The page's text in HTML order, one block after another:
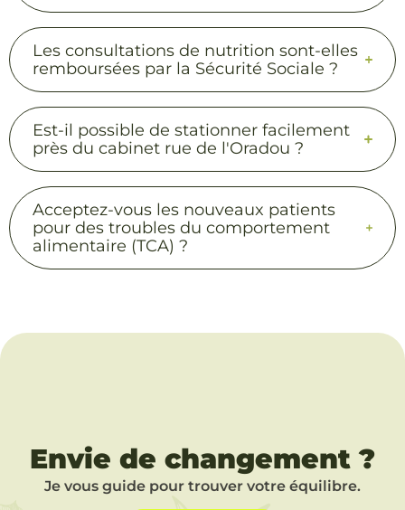
Les consultations de nutrition sont-elles
remboursées par la Sécurité Sociale ?
Est-il possible de stationner facilement
près du cabinet rue de l'Oradou ?
Acceptez-vous les nouveaux patients
pour des troubles du comportement
alimentaire (TCA) ?
Envie de changement ?
Je vous guide pour trouver votre équilibre.